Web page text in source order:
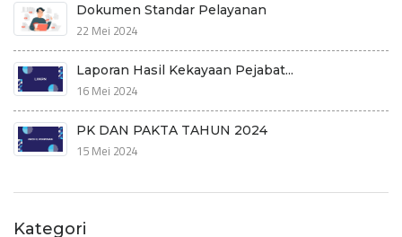
Dokumen Standar Pelayanan
22 Mei 2024
Laporan Hasil Kekayaan Pejabat...
16 Mei 2024
PK DAN PAKTA TAHUN 2024
15 Mei 2024
Kategori